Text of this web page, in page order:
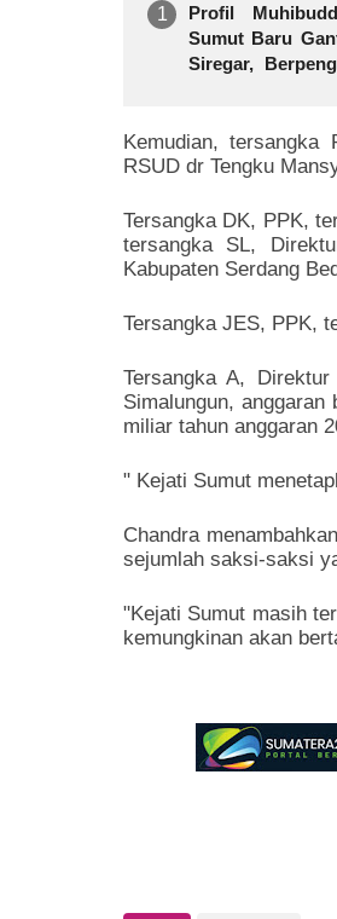
Profil
Sumut Baru
Siregar,
Kemudian, tersangka
RSUD dr Tengku
Tersangka DK, PPK,
tersangka SL,
Kabupaten Serdang
Tersangka JES, PPK,
Tersangka A,
Simalungun,
miliar tahun anggaran
" Kejati Sumut
Chandra
sejumlah saksi-saksi
"Kejati Sumut masih
kemungkinan akan